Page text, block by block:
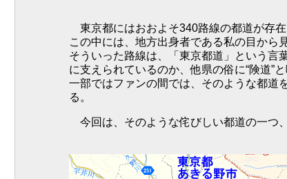
東京都にはおおよそ340路線の都道が存
この中には、地方出身者である私の目から
そういった路線は、「東京都道」という言
に支えられているのか、他県の俗に“険道”
一部ではファンの間では、そのような都道
る。
今回は、そのような侘びしい都道の一つ